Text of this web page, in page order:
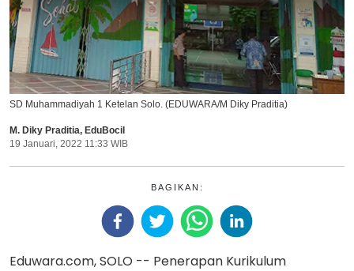
SD Muhammadiyah 1 Ketelan Solo. (EDUWARA/M Diky Praditia)
M. Diky Praditia, EduBocil
19 Januari, 2022 11:33 WIB
BAGIKAN:
Eduwara.com, SOLO -- Penerapan Kurikulum